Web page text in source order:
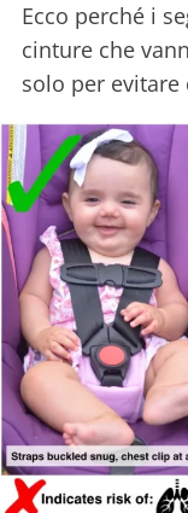
Ecco perché i
cinture che
solo per